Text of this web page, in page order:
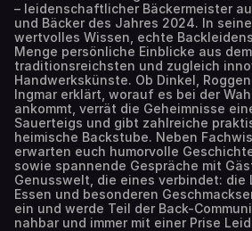
– leidenschaftlicher Bäckermeister
und Bäcker des Jahres 2024. In
wertvolles Wissen, echte
Menge persönliche Einblicke aus
traditionsreichsten und zugleich
Handwerkskünste. Ob Dinkel,
Ingmar erklärt, worauf es bei der
ankommt, verrät die Geheimnisse
Sauerteigs und gibt zahlreiche
heimische Backstube. Neben
erwarten euch humorvolle
sowie spannende Gespräche mit
Genusswelt, die eines verbindet: die
Essen und besonderen
ein und werde Teil der Back-
nahbar und immer mit einer Prise